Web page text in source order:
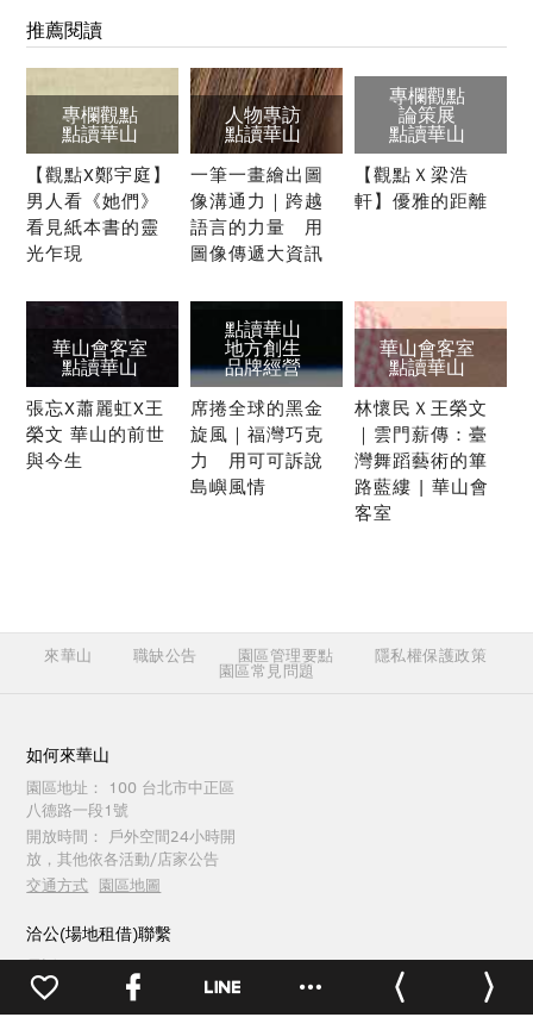
推薦閱讀
專欄觀點
點讀華山
【觀點X鄭宇庭】
男人看《她們》
看見紙本書的靈
光乍現
人物專訪
點讀華山
一筆一畫繪出圖
像溝通力｜跨越
語言的力量 用
圖像傳遞大資訊
專欄觀點
論策展
點讀華山
【觀點Ｘ梁浩
軒】優雅的距離
華山會客室
點讀華山
張忘X蕭麗虹X王
榮文 華山的前世
與今生
點讀華山
地方創生
品牌經營
席捲全球的黑金
旋風｜福灣巧克
力 用可可訴說
島嶼風情
華山會客室
點讀華山
林懷民Ｘ王榮文
｜雲門薪傳：臺
灣舞蹈藝術的篳
路藍縷 | 華山會
客室
來華山 職缺公告 園區管理要點 隱私權保護政策
園區常見問題
如何來華山
園區地址：
100 台北市中正區
八德路一段1號
開放時間：
戶外空間24小時開
放，其他依各活動/店家公告
交通方式 園區地圖
洽公(場地租借)聯繫
電話：(02)2358-1914
傳真：
(02)2358-1165
週一至週五 09:30 ~ 18:00